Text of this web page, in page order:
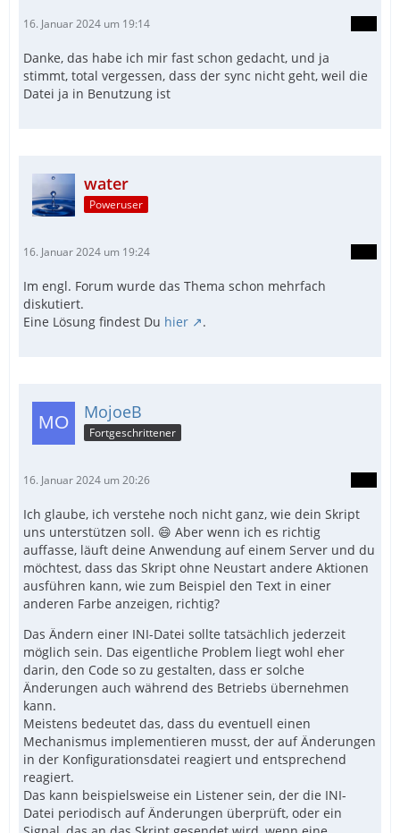
16. Januar 2024 um 19:14
Danke, das habe ich mir fast schon gedacht, und ja
stimmt, total vergessen, dass der sync nicht geht, weil die
Datei ja in Benutzung ist
water
Poweruser
16. Januar 2024 um 19:24
Im engl. Forum wurde das Thema schon mehrfach
diskutiert.
Eine Lösung findest Du hier .
MojoeB
Fortgeschrittener
16. Januar 2024 um 20:26
Ich glaube, ich verstehe noch nicht ganz, wie dein Skript
uns unterstützen soll. 😄 Aber wenn ich es richtig
auffasse, läuft deine Anwendung auf einem Server und du
möchtest, dass das Skript ohne Neustart andere Aktionen
ausführen kann, wie zum Beispiel den Text in einer
anderen Farbe anzeigen, richtig?
Das Ändern einer INI-Datei sollte tatsächlich jederzeit
möglich sein. Das eigentliche Problem liegt wohl eher
darin, den Code so zu gestalten, dass er solche
Änderungen auch während des Betriebs übernehmen
kann.
Meistens bedeutet das, dass du eventuell einen
Mechanismus implementieren musst, der auf Änderungen
in der Konfigurationsdatei reagiert und entsprechend
reagiert.
Das kann beispielsweise ein Listener sein, der die INI-
Datei periodisch auf Änderungen überprüft, oder ein